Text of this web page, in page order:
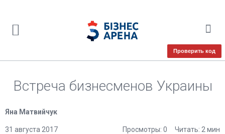
Проверить код
Встреча бизнесменов Украины
Яна Матвийчук
31 августа 2017 Читать: 2 мин
Просмотры: 0